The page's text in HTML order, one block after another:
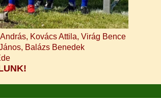
Kovács Attila, Virág Bence
Balázs Benedek